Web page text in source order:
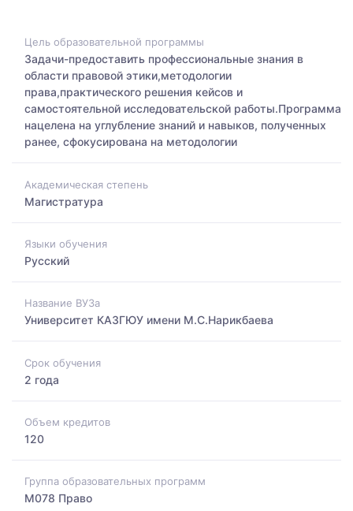
Цель образовательной программы
Задачи-предоставить профессиональные знания в
области правовой этики,методологии
права,практического решения кейсов и
самостоятельной исследовательской работы.Программа
нацелена на углубление знаний и навыков, полученных
ранее, сфокусирована на методологии
Академическая степень
Магистратура
Языки обучения
Русский
Название ВУЗа
Университет КАЗГЮУ имени М.С.Нарикбаева
Срок обучения
2 года
Объем кредитов
120
Группа образовательных программ
M078 Право